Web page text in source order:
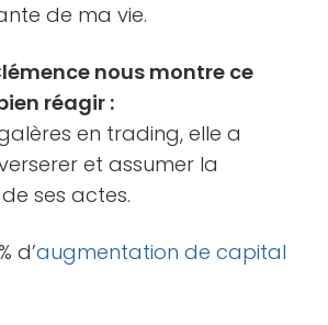
de ma vie.
nous montre ce
réagir :
en trading, elle a
et assumer la
ses actes.
d’augmentation de capital